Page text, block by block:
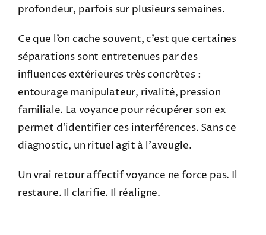
profondeur, parfois sur plusieurs semaines.
Ce que l’on cache souvent, c’est que certaines
séparations sont entretenues par des
influences extérieures très concrètes :
entourage manipulateur, rivalité, pression
familiale. La voyance pour récupérer son ex
permet d’identifier ces interférences. Sans ce
diagnostic, un rituel agit à l’aveugle.
Un vrai retour affectif voyance ne force pas. Il
restaure. Il clarifie. Il réaligne.